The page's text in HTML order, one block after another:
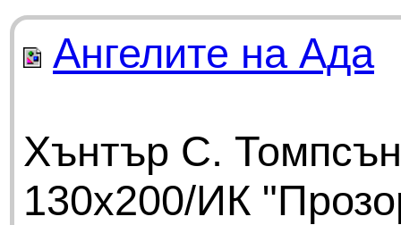
Ангелите на Ада
Хънтър С.
130х200/ИК